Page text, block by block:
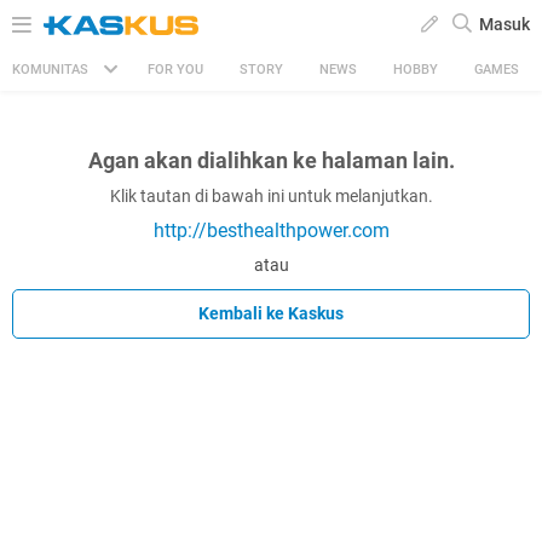
Masuk
KOMUNITAS FOR YOU STORY NEWS HOBBY GAMES
Agan akan dialihkan ke halaman lain.
Klik tautan di bawah ini untuk melanjutkan.
http://besthealthpower.com
atau
Kembali ke Kaskus